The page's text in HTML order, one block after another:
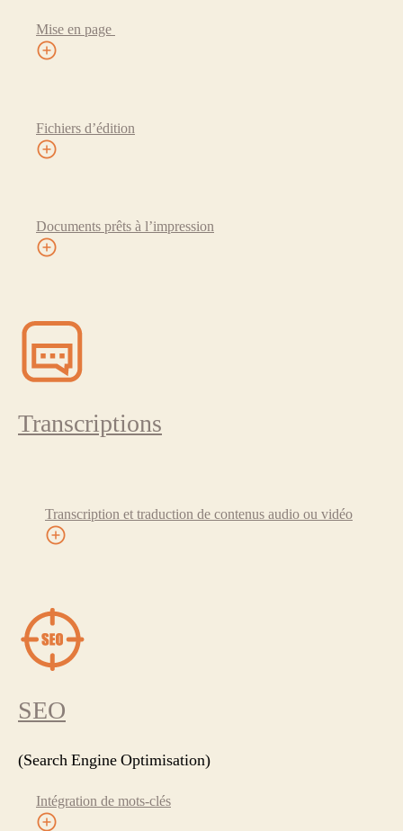
Mise en page
Fichiers d’édition
Documents prêts à l’impression
Transcriptions
Transcription et traduction de contenus audio ou vidéo
SEO
(Search Engine Optimisation)
Intégration de mots-clés